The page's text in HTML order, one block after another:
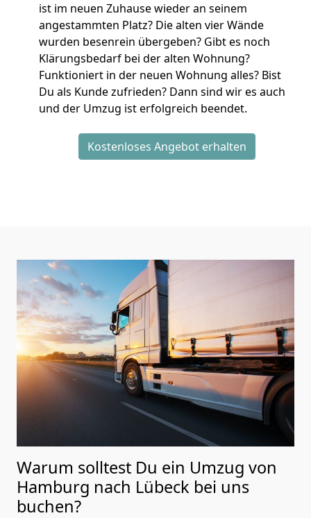
ist im neuen Zuhause wieder an seinem
angestammten Platz? Die alten vier Wände
wurden besenrein übergeben? Gibt es noch
Klärungsbedarf bei der alten Wohnung?
Funktioniert in der neuen Wohnung alles? Bist
Du als Kunde zufrieden? Dann sind wir es auch
und der Umzug ist erfolgreich beendet.
Kostenloses Angebot erhalten
Warum solltest Du ein Umzug von
Hamburg nach Lübeck bei uns
buchen?